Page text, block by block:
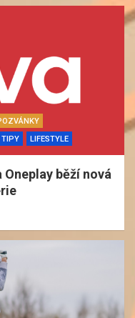
TIPY LIFESTYLE
běží nová